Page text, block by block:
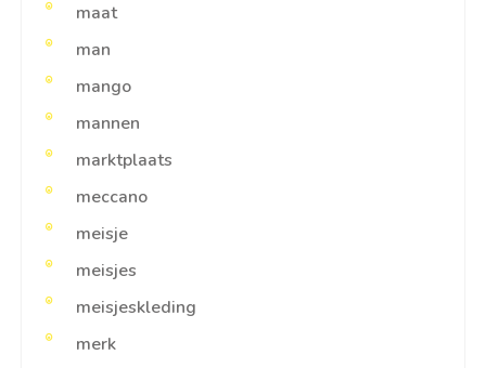
maat
man
mango
mannen
marktplaats
meccano
meisje
meisjes
meisjeskleding
merk